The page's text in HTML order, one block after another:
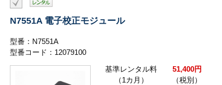
N7551A 電子校正モジュール
型番：N7551A
型番コード：12079100
基準レンタル料
（1カ月）
51,400円
（税別）